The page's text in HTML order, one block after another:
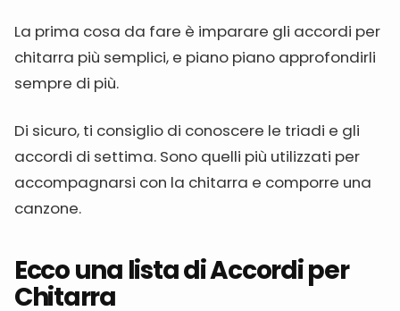
La prima cosa da fare è imparare gli accordi per
chitarra più semplici, e piano piano approfondirli
sempre di più.
Di sicuro, ti consiglio di conoscere le triadi e gli
accordi di settima. Sono quelli più utilizzati per
accompagnarsi con la chitarra e comporre una
canzone.
Ecco una lista di Accordi per
Chitarra